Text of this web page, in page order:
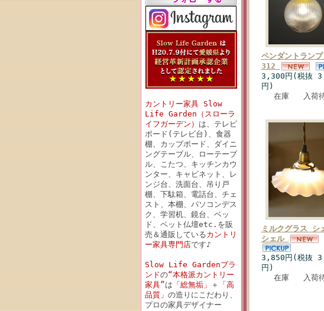
カントリー家具 Slow
Life Garden（スローラ
イフガーデン） は、テレビ
ボード(テレビ台)、食器
棚、カップボード、ダイニ
ングテーブル、ローテーブ
ル、こたつ、キッチンカウ
ンター、キャビネット、レ
ンジ台、洗面台、吊り戸
棚、下駄箱、電話台、チェ
スト、本棚、パソコンデス
ク、学習机、鏡台、ベッ
ド、ペット仏壇etc.を販
売＆通販しているカントリ
ー家具専門店です♪
Slow Life Gardenブラ
ンドの“本格派カントリー
家具”は 「総無垢」 ＋
「高
品質」 の造りにこだわり、
プロの家具デザイナー
ペンダントラン
312
3,300円(税抜
円)
在庫 入荷
ミルクグラス シ
シェル
3,850円(税抜
円)
在庫 入荷